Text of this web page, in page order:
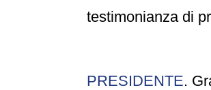
testimonianza di
PRESIDENTE.